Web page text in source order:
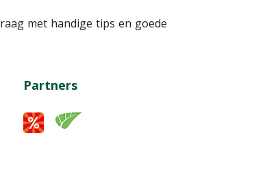
met handige tips en goede
Partners